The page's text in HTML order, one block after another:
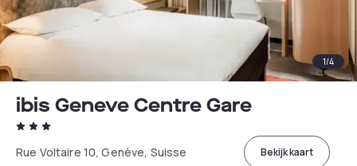
1/4
ibis Geneve Centre Gare
Rue Voltaire 10, Genève, Suisse Bekijk kaart